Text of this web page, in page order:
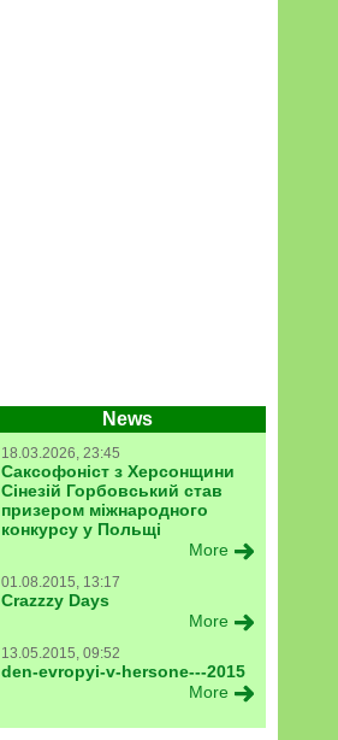
News
18.03.2026, 23:45
Саксофоніст з Херсонщини
Сінезій Горбовський став
призером міжнародного
конкурсу у Польщі
More
01.08.2015, 13:17
Crazzzy Days
More
13.05.2015, 09:52
den-evropyi-v-hersone---2015
More